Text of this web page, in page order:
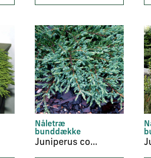
Nåletræ
bunddække
Juniperus communis ‘Repanda’